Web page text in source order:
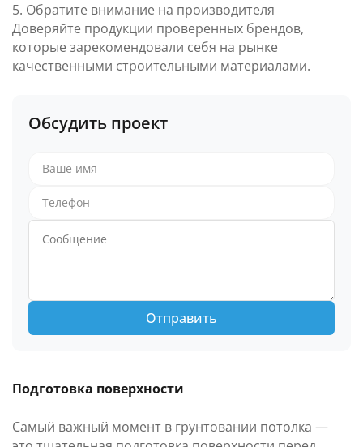
5. Обратите внимание на производителя
Доверяйте продукции проверенных брендов,
которые зарекомендовали себя на рынке
качественными строительными материалами.
Обсудить проект
Отправить
Подготовка поверхности
Самый важный момент в грунтовании потолка —